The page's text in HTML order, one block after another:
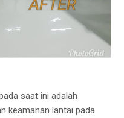
saat ini adalah
keamanan lantai pada